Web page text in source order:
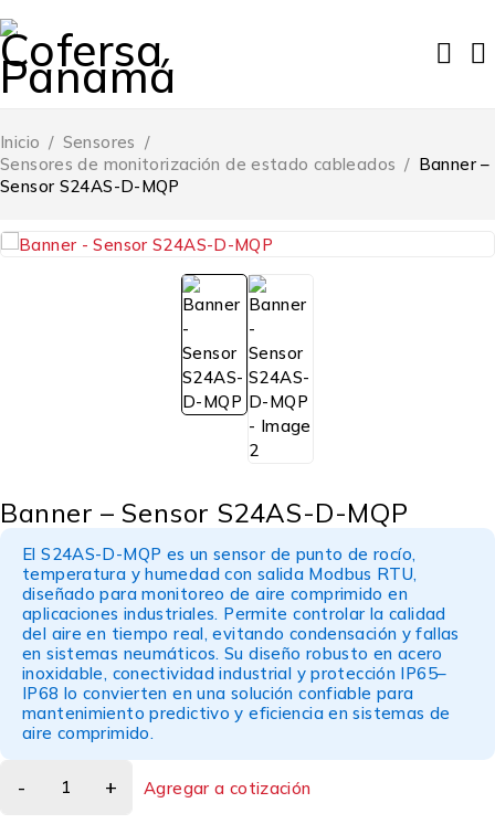
Inicio / Sensores /
Sensores de monitorización de estado cableados / Banner –
Sensor S24AS-D-MQP
Banner – Sensor S24AS-D-MQP
El S24AS-D-MQP es un sensor de punto de rocío,
temperatura y humedad con salida Modbus RTU,
diseñado para monitoreo de aire comprimido en
aplicaciones industriales. Permite controlar la calidad
del aire en tiempo real, evitando condensación y fallas
en sistemas neumáticos. Su diseño robusto en acero
inoxidable, conectividad industrial y protección IP65–
IP68 lo convierten en una solución confiable para
mantenimiento predictivo y eficiencia en sistemas de
aire comprimido.
Agregar a cotización